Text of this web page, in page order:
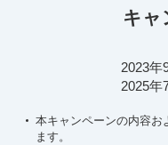
キャ
2023年
2025年
本キャンペーンの内容お
ます。